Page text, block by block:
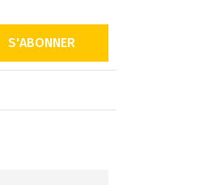
S'ABONNER